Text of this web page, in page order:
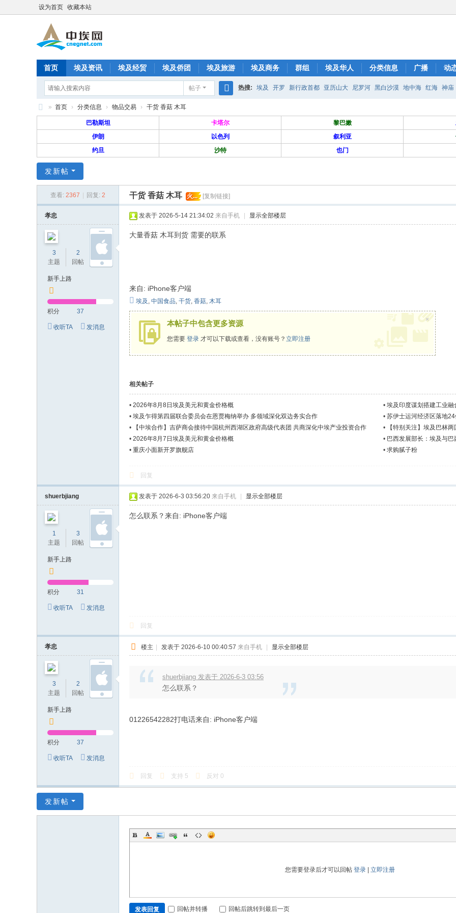
设为首页 收藏本站
首页 埃及资讯 埃及经贸 埃及侨团 埃及旅游 埃及商务 群组 埃及华人 分类信息 广播 动
帖子
索
热搜: 埃及 开罗 新行政首都 亚历山大 尼罗河 黑白沙漠 地中海 红海 神庙
—
旅
人
» 首页 › 分类信息 › 物品交易 › 干货 香菇 木耳
巴勒斯坦 卡塔尔 黎巴嫩
伊朗
以色列 叙利亚
约旦
沙特 也门
发新帖
查看: 2367 回复: 2 干货 香菇 木耳 火... [复制链接]
孝忠
3
主题
2
回帖
37
积分
新手上路
积分 37
收听TA 发消息
发表于 2026-5-14 21:34:02 来自手机 显示全部楼层
大量香菇 木耳到货 需要的联系
来自: iPhone客户端
埃及 , 中国食品, 干货, 香菇, 木耳
本帖子中包含更多资源
您需要 登录 才可以下载或查看，没有账号？ 立即注册
×
相关帖子
• 2026年8月8日埃及美元和黄金价格概 • 埃及印度谋划搭建工业
• 埃及乍得第四届联合委员会在恩贾梅纳举办 多领域深化双边务实合作 • 苏伊士运河经济区落地
•
【中埃合作】吉萨商会接待中国杭州西湖区政府高级代表团 共商深化中埃产业投资合作 •
【特别关注】埃及巴林
• 2026年8月7日埃及美元和黄金价格概 • 巴西发展部长：埃及与
• 重庆小面新开罗旗舰店 • 求购腻子粉
回复
shuerbjiang
1
主题
3
回帖
31
积分
新手上路
积分 31
收听TA 发消息
发表于 2026-6-3 03:56:20 来自手机 显示全部楼层
怎么联系？来自: iPhone客户端
回复
孝忠
3
主题
2
回帖
37
积分
新手上路
积分 37
收听TA 发消息
楼主 | 发表于 2026-6-10 00:40:57 来自手机 | 显示全部楼层
shuerbjiang 发表于 2026-6-3 03:56
怎么联系？
01226542282打电话来自: iPhone客户端
回复 支持 5 反对 0
发新帖
您需要登录后才可以回帖 登录| 立即注册
发表回复 回帖并转播 回帖后跳转到最后一页